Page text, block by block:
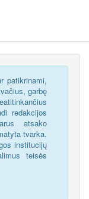
patikrinami,
garbę
redakcijos
atsako
tvarka.
institucijų
teisės